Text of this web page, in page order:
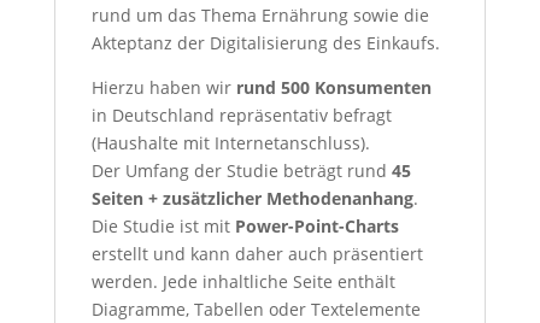
rund um das Thema Ernährung sowie die
Akteptanz der Digitalisierung des Einkaufs.
Hierzu haben wir rund 500 Konsumenten
in Deutschland repräsentativ befragt
(Haushalte mit Internetanschluss).
Der Umfang der Studie beträgt rund 45
Seiten + zusätzlicher Methodenanhang.
Die Studie ist mit Power-Point-Charts
erstellt und kann daher auch präsentiert
werden. Jede inhaltliche Seite enthält
Diagramme, Tabellen oder Textelemente